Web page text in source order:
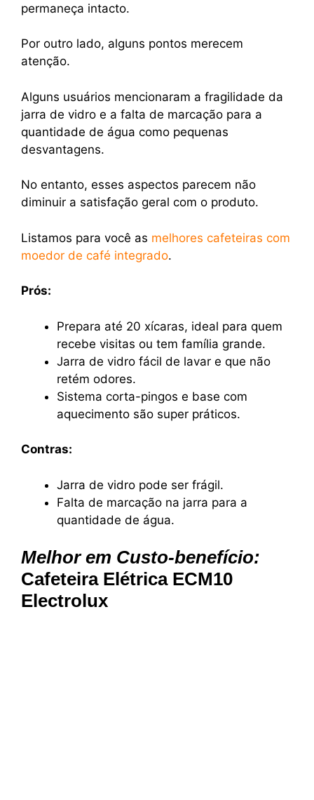
permaneça intacto.
Por outro lado, alguns pontos merecem
atenção.
Alguns usuários mencionaram a fragilidade da
jarra de vidro e a falta de marcação para a
quantidade de água como pequenas
desvantagens.
No entanto, esses aspectos parecem não
diminuir a satisfação geral com o produto.
Listamos para você as melhores cafeteiras com
moedor de café integrado.
Prós:
Prepara até 20 xícaras, ideal para quem
recebe visitas ou tem família grande.
Jarra de vidro fácil de lavar e que não
retém odores.
Sistema corta-pingos e base com
aquecimento são super práticos.
Contras:
Jarra de vidro pode ser frágil.
Falta de marcação na jarra para a
quantidade de água.
Melhor em Custo-benefício:
Cafeteira Elétrica ECM10
Electrolux